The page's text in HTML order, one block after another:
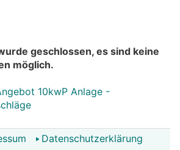
geschlossen, es sind keine
möglich.
10kwP Anlage -
Datenschutzerklärung